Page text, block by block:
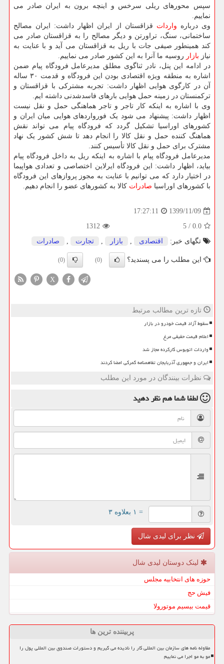
سپس محورهای ریلی سرخس و اینچه برون به ایران صادر می
نماییم.
وی درباره واردات قزاقستان از ایران اظهار داشت: ایران مصالح
ساختمانی، سنگ، تراورتن و دیگر مصالح را به قزاقستان صادر می
کند همینطور صیفی جات با ریل به قزاقستان می آید و با عنایت به
نیاز بازار روسیه ما آنرا به این کشور صادر می نماییم.
در ادامه این پنل، نادر ثناگوی مطلق مدیرعامل فرودگاه پیام ضمن
اشاره به منطقه ویژه اقتصادی بودن این فرودگاه و قدمت ۳۰ ساله
آن در کارگوی هوایی اظهار داشت: تجربه مشترکی با قزاقستان و
ترکمنستان در زمینه حمل هوایی بارهای فاسدشدنی داشته ایم.
وی با اشاره به اینکه کار تاجر و تاجر هماهنگی حمل و نقل نیست
اظهار داشت: پیشنهاد می شود یک فورواردهای هوایی میان ایران و
کشورهای اوراسیا تشکیل گردد که فرودگاه پیام می تواند نقش
هماهنگ کننده حمل و نقل کالا را انجام دهد تا شش کشور یک نهاد
مشترک برای حمل و نقل کالا تأسیس کنند.
مدیرعامل فرودگاه پیام با اشاره به اینکه ریل به داخل فرودگاه پیام
بیاید، اظهار داشت: این فرودگاه ایرلاین اختصاصی و تعدادی هواپیما
در اختیار دارد که می توانیم با عنایت به مجوز پروازهای این فرودگاه
با کشورهای اوراسیا صادرات کالا به کشورهای عضو را انجام دهیم.
1399/11/09
17:27:11
0.0
/
5
1312
تگهای خبر:
اقتصادی , بازار , تجارت , صادرات
این مطلب را می پسندید؟ (0)
(0)
X
تازه ترین مطالب مرتبط
سقوط آزاد قیمت خودرو در بازار
اعلام قیمت حقیقی مرغ
واردات اتوبوس کارکرده مجاز شد
ایران و جمهوری آذربایجان تفاهمنامه گمرکی امضا کردند
نظرات بینندگان در مورد این مطلب
لطفا شما همنظر دهید
= ۱ بعلاوه ۳
نظر برای لیدی شال
لینک دوستان لیدی شال
حوزه های انتخابیه مجلس
فیش حج
قیمت بیسیم موتورولا
پربیننده ترین ها
مقاوله نامه های سازمان بین المللی کار را نادیده می گیریم و دستورات صندوق بین المللی پول را
مو به مو اجرا می نماییم